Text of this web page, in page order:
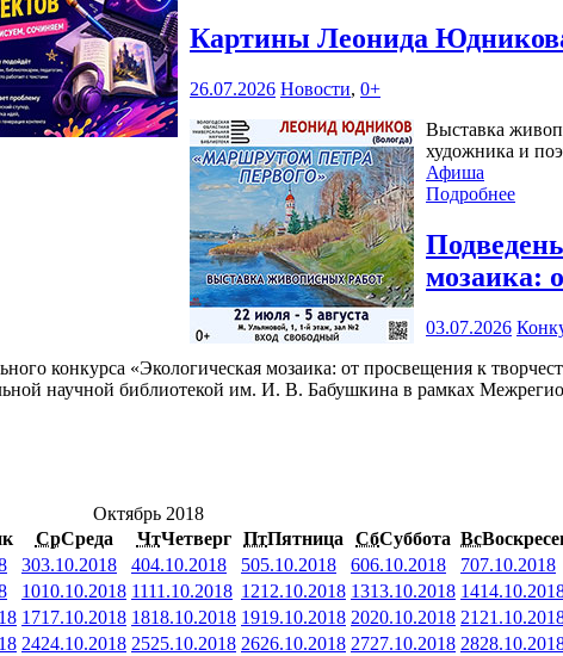
Картины Леонида
26.07.2026 Новости, 0+
Выставка
художника и
Афиша
Подробнее
мозаика:
03.07.2026
научной библиотекой им. И. В. Бабушкина в рамках
Октябрь 2018
СрСреда ЧтЧетверг ПтПятница СбСуббота Вс
303.10.2018 404.10.2018 505.10.2018 606.10.2018 707.10.2018
1010.10.2018 1111.10.2018 1212.10.2018 1313.10.2018 14
1717.10.2018 1818.10.2018 1919.10.2018 2020.10.2018 21
2424.10.2018 2525.10.2018 2626.10.2018 2727.10.2018 28